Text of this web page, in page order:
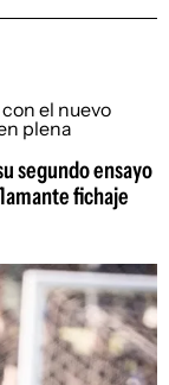
segundo ensayo
fichaje